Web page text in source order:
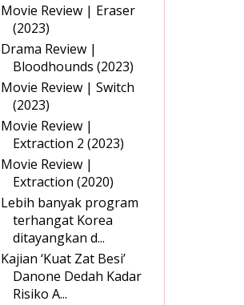
Movie Review | Eraser
(2023)
Drama Review |
Bloodhounds (2023)
Movie Review | Switch
(2023)
Movie Review |
Extraction 2 (2023)
Movie Review |
Extraction (2020)
Lebih banyak program
terhangat Korea
ditayangkan d...
Kajian ‘Kuat Zat Besi’
Danone Dedah Kadar
Risiko A...